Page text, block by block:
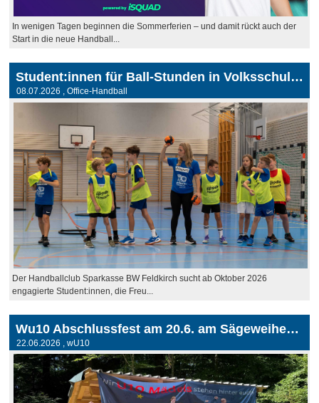
In wenigen Tagen beginnen die Sommerferien – und damit rückt auch der
Start in die neue Handball...
Student:innen für Ball-Stunden in Volksschulen gesucht
08.07.2026 , Office-Handball
Der Handballclub Sparkasse BW Feldkirch sucht ab Oktober 2026
engagierte Student:innen, die Freu...
Wu10 Abschlussfest am 20.6. am Sägeweiher in Nendeln (FL)
22.06.2026 , wU10